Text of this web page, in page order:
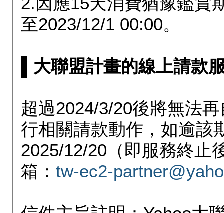
至2023/12/1 00:00。
▌大聯盟計畫的線上請款
超過2024/3/20後將無法
行相關請款動作，如逾該
2025/12/20（即服務終止
箱： tw-ec2-